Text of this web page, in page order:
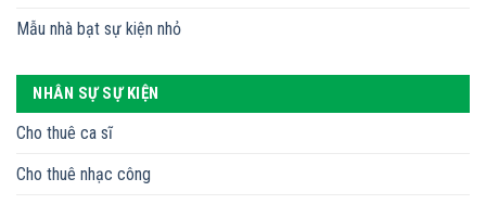
Mẫu nhà bạt sự kiện nhỏ
NHÂN SỰ SỰ KIỆN
Cho thuê ca sĩ
Cho thuê nhạc công